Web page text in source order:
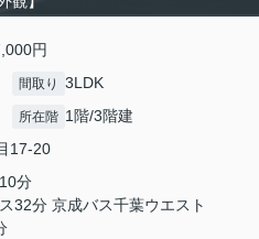
円
間取り 3LDK
所在階 1階/3階建
17-20
分
32分 京成バス千葉ウエスト